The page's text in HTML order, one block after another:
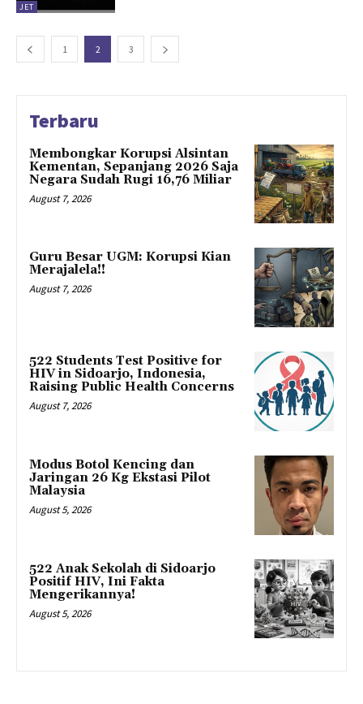
JET
1 2 3
Terbaru
Membongkar Korupsi Alsintan
Kementan, Sepanjang 2026 Saja
Negara Sudah Rugi 16,76 Miliar
August 7, 2026
Guru Besar UGM: Korupsi Kian
Merajalela!!
August 7, 2026
522 Students Test Positive for
HIV in Sidoarjo, Indonesia,
Raising Public Health Concerns
August 7, 2026
Modus Botol Kencing dan
Jaringan 26 Kg Ekstasi Pilot
Malaysia
August 5, 2026
522 Anak Sekolah di Sidoarjo
Positif HIV, Ini Fakta
Mengerikannya!
August 5, 2026